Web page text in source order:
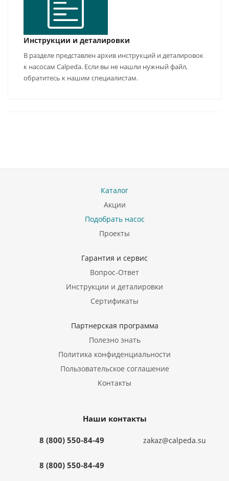
Инструкции и деталировки
В разделе представлен архив инструкций и деталировок
к насосам Calpeda. Если вы не нашли нужный файл,
обратитесь к нашим специалистам.
Каталог
Акции
Подобрать насос
Проекты
Гарантия и сервис
Вопрос-Ответ
Инструкции и деталировки
Сертификаты
Партнерская программа
Полезно знать
Политика конфиденциальности
Пользовательское соглашение
Контакты
Наши контакты
8 (800) 550-84-49
8 (800) 550-84-49
zakaz@calpeda.su